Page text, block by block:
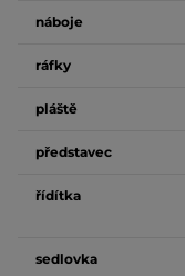
náboje
ráfky
pláště
představec
řídítka
sedlovka